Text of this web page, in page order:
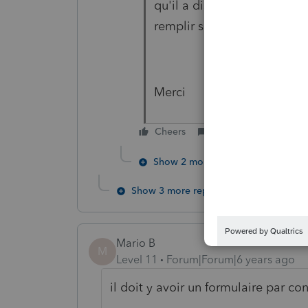
qu'il a disposée d'un bien
remplir s3principaler... et
Merci
Cheers
Show 2 more replies
Show 3 more replies
M
Mario B
Level 11
Forum|Forum|6 years ago
il doit y avoir un formulaire par